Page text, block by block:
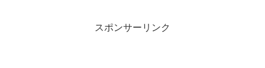
スポンサーリンク